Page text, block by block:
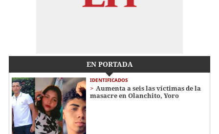
EN PORTADA
IDENTIFICADOS
Aumenta a seis las víctimas de la
masacre en Olanchito, Yoro